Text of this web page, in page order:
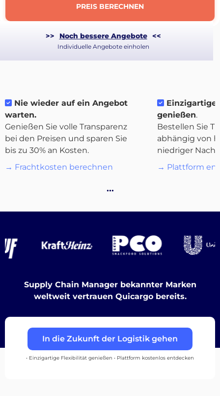
Destinations
Entdecken
Deutsch
PREIS BERECHNEN
>> Noch bessere Angebote <<
Individuelle Angebote einholen
Nie wieder auf ein Angebot
warten.
Genießen Sie volle Transparenz
bei den Preisen und sparen Sie
bis zu 30% an Kosten.
→ Frachtkosten berechnen
genießen.
Bestellen Sie
abhängig von
niedriger
→ Plattform
…
Supply Chain Manager bekannter Marken
weltweit vertrauen Quicargo bereits.
In die Zukunft der Logistik gehen
• Einzigartige Flexibilität genießen • Plattform kostenlos entdecken